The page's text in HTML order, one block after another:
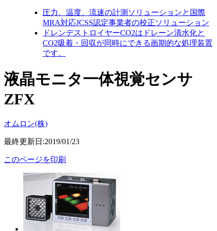
圧力、温度、流速の計測ソリューションと国際
MRA対応JCSS認定事業者の校正ソリューション
ドレンデストロイヤーCO2はドレーン清水化と
CO2吸着・回収が同時にできる画期的な処理装置
です。
液晶モニタ一体視覚センサ
ZFX
オムロン(株)
最終更新日:2019/01/23
このページを印刷